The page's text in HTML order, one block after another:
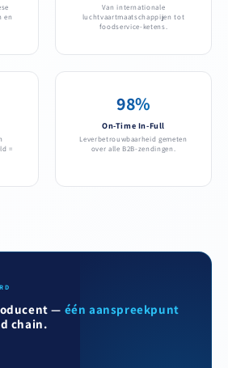
en
Van internationale
luchtvaartmaatschappijen tot
foodservice-ketens.
=
98%
On-Time In-Full
Leverbetrouwbaarheid gemeten
over alle B2B-zendingen.
— één aanspreekpunt
chain.